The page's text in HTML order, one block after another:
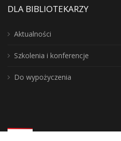
DLA BIBLIOTEKARZY
Aktualności
Szkolenia i konferencje
Do wypożyczenia